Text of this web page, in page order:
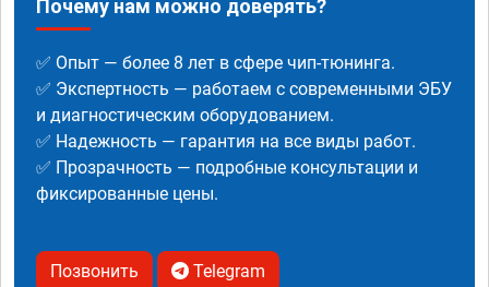
Почему нам можно доверять?
✅ Опыт — более 8 лет в сфере чип-тюнинга.
✅ Экспертность — работаем с современными ЭБУ
и диагностическим оборудованием.
✅ Надежность — гарантия на все виды работ.
✅ Прозрачность — подробные консультации и
фиксированные цены.
Позвонить Telegram